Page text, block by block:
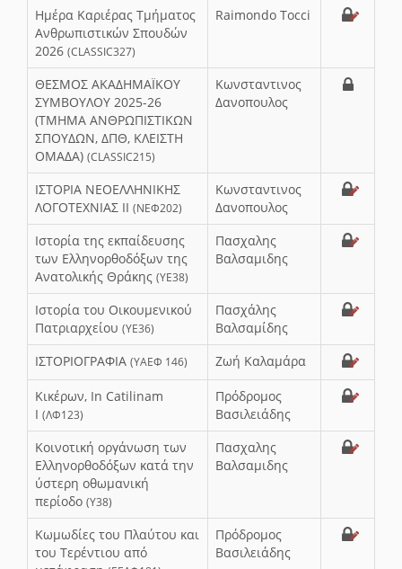
Ημέρα Καριέρας Τμήματος
Ανθρωπιστικών Σπουδών
2026 (CLASSIC327)
Raimondo Tocci
ΘΕΣΜΟΣ ΑΚΑΔΗΜΑΪΚΟΥ
ΣΥΜΒΟΥΛΟΥ 2025-26
(ΤΜΗΜΑ ΑΝΘΡΩΠΙΣΤΙΚΩΝ
ΣΠΟΥΔΩΝ, ΔΠΘ, ΚΛΕΙΣΤΗ
ΟΜΑΔΑ) (CLASSIC215)
Κωνσταντινος
Δανοπουλος
ΙΣΤΟΡΙΑ ΝΕΟΕΛΛΗΝΙΚΗΣ
ΛΟΓΟΤΕΧΝΙΑΣ ΙΙ (ΝΕΦ202)
Κωνσταντινος
Δανοπουλος
Ιστορία της εκπαίδευσης
των Ελληνορθοδόξων της
Ανατολικής Θράκης (ΥΕ38)
Πασχαλης
Βαλσαμιδης
Ιστορία του Οικουμενικού
Πατριαρχείου (ΥΕ36)
Πασχάλης
Βαλσαμίδης
ΙΣΤΟΡΙΟΓΡΑΦΙΑ (ΥΑΕΦ 146) Ζωή Καλαμάρα
Κικέρων, In Catilinam
I (ΛΦ123)
Πρόδρομος
Βασιλειάδης
Κοινοτική οργάνωση των
Ελληνορθοδόξων κατά την
ύστερη οθωμανική
περίοδο (Υ38)
Πασχαλης
Βαλσαμιδης
Κωμωδίες του Πλαύτου και
του Τερέντιου από
Πρόδρομος
Βασιλειάδης